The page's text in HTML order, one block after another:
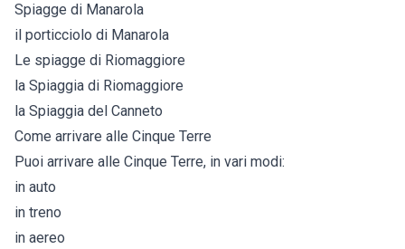
Spiagge di Manarola
il porticciolo di Manarola
Le spiagge di Riomaggiore
la Spiaggia di Riomaggiore
la Spiaggia del Canneto
Come arrivare alle Cinque Terre
Puoi arrivare alle Cinque Terre, in vari modi:
in auto
in treno
in aereo